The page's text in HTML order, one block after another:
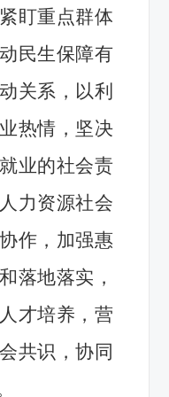
盯重点群体
民生保障有
关系，以利
热情，坚决
业的社会责
力资源社会
作，加强惠
落地落实，
才培养，营
共识，协同